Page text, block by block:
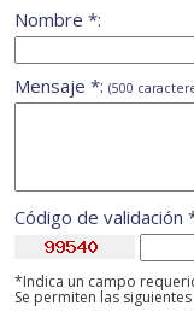
Nombre *:
Mensaje *: (500
Código de validación
*Indica un campo
Se permiten las